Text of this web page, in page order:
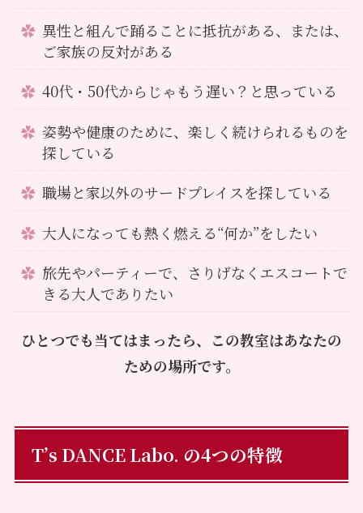
異性と組んで踊ることに抵抗がある、または、
ご家族の反対がある
40代・50代からじゃもう遅い？と思っている
姿勢や健康のために、楽しく続けられるものを
探している
職場と家以外のサードプレイスを探している
大人になっても熱く燃える“何か”をしたい
旅先やパーティーで、さりげなくエスコートで
きる大人でありたい
ひとつでも当てはまったら、この教室はあなたの
ための場所です。
T’s DANCE Labo. の4つの特徴